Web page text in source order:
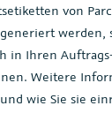
von
werden,
in Ihren
Weitere
wie Sie sie